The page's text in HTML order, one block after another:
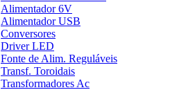
Alimentador 6V
Alimentador USB
Conversores
Driver LED
Fonte de Alim. Reguláveis
Transf. Toroidais
Transformadores Ac